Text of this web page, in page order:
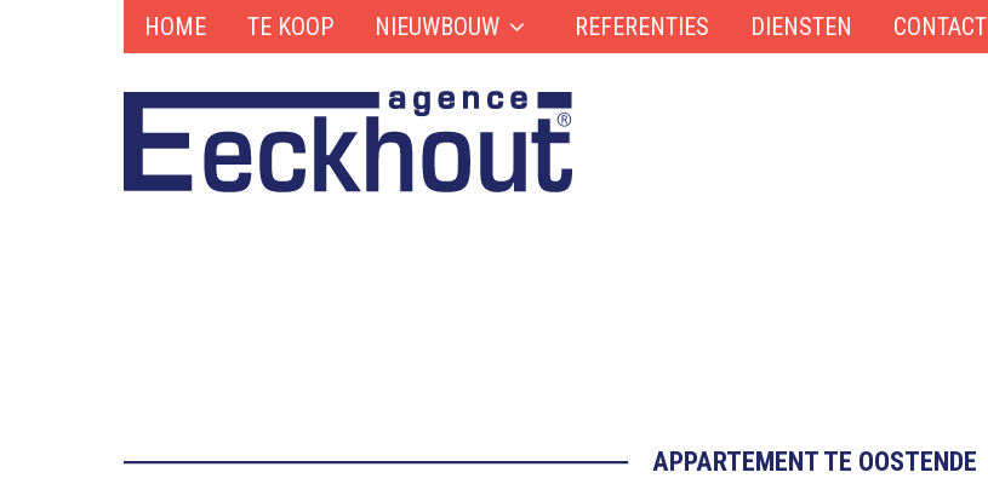
HOME TE KOOP NIEUWBOUW REFERENTIES DIENSTEN CONTACT
APPARTEMENT TE OOSTENDE